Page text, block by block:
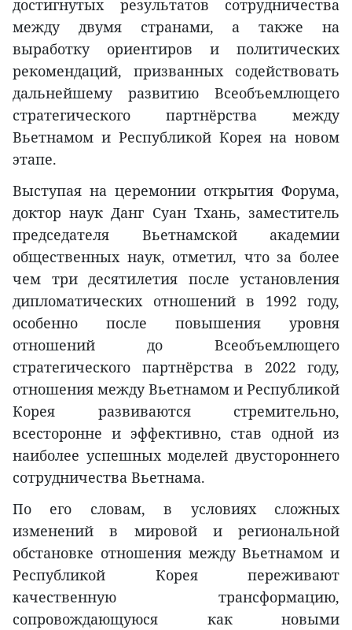
достигнутых результатов сотрудничества
между двумя странами, а также на
выработку ориентиров и политических
рекомендаций, призванных содействовать
дальнейшему развитию Всеобъемлющего
стратегического партнёрства между
Вьетнамом и Республикой Корея на новом
этапе.
Выступая на церемонии открытия Форума,
доктор наук Данг Суан Тхань, заместитель
председателя Вьетнамской академии
общественных наук, отметил, что за более
чем три десятилетия после установления
дипломатических отношений в 1992 году,
особенно после повышения уровня
отношений до Всеобъемлющего
стратегического партнёрства в 2022 году,
отношения между Вьетнамом и Республикой
Корея развиваются стремительно,
всесторонне и эффективно, став одной из
наиболее успешных моделей двустороннего
сотрудничества Вьетнама.
По его словам, в условиях сложных
изменений в мировой и региональной
обстановке отношения между Вьетнамом и
Республикой Корея переживают
качественную трансформацию,
сопровождающуюся как новыми